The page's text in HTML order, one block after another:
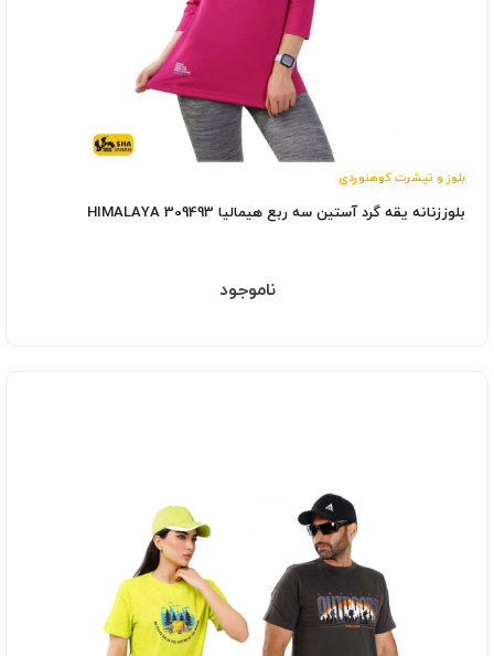
بلوز و تیشرت کوهنوردی
بلوززنانه یقه گرد آستین سه ربع هیمالیا HIMALAYA 309493
ناموجود